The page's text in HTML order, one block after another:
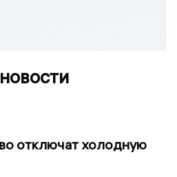
отключат холодную